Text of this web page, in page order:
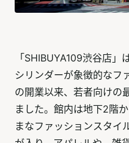
「SHIBUYA109渋谷店
シリンダーが象徴的なフ
の開業以来、若者向けの
ました。館内は地下2階
まなファッションスタイ